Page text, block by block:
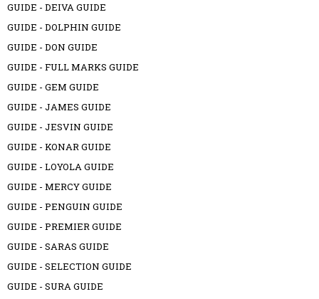
GUIDE - DEIVA GUIDE
GUIDE - DOLPHIN GUIDE
GUIDE - DON GUIDE
GUIDE - FULL MARKS GUIDE
GUIDE - GEM GUIDE
GUIDE - JAMES GUIDE
GUIDE - JESVIN GUIDE
GUIDE - KONAR GUIDE
GUIDE - LOYOLA GUIDE
GUIDE - MERCY GUIDE
GUIDE - PENGUIN GUIDE
GUIDE - PREMIER GUIDE
GUIDE - SARAS GUIDE
GUIDE - SELECTION GUIDE
GUIDE - SURA GUIDE